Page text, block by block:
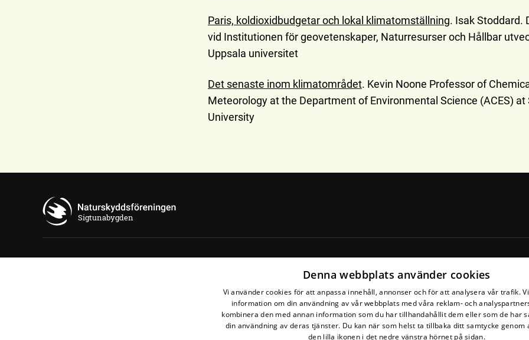
Paris, koldioxidbudgetar och lokal klimatomställning. Isak Stoddard.
vid Institutionen för geovetenskaper, Naturresurser och Hållbar
Uppsala universitet
Det senaste inom klimatområdet. Kevin Noone Professor of
Meteorology at the Department of Environmental Science (ACES)
University
Sigtunabygden
Denna webbplats använder cookies
Vi använder cookies för att anpassa innehåll, annonser och för att analysera vår trafik.
information om din användning av vår webbplats med våra reklam- och
kombinera den med annan information som du har tillhandahållit dem eller som de har
din användning av deras tjänster. Du kan när som helst ta tillbaka ditt samtycke genom
den lilla ikonen i det nedre vänstra hörnet på sidan.